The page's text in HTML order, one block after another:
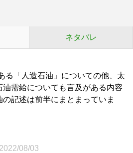
ネタバレ
る「人造石油」についての他、太
油需給についても言及がある内容
の記述は前半にまとまっていま
2022/08/03